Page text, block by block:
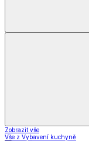
Zobrazit vše
Vše z Vybavení kuchyně